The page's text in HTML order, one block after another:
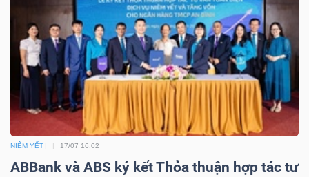
NIÊM YẾT 17/07 16:02
ABBank và ABS ký kết Thỏa thuận hợp tác tư
Bài
viết
giả
(-)